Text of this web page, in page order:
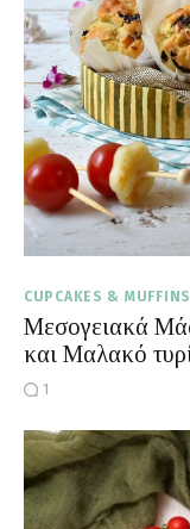
CUPCAKES & MUFFINS
Μεσογειακά
και Μαλακό
1